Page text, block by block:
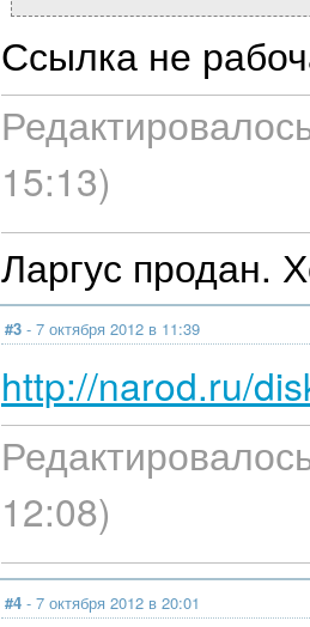
Ссылка не
15:13)
Ларгус продан.
#3 - 7 октября 2012 в 11:39
http://narod.ru/
12:08)
#4 - 7 октября 2012 в 20:01